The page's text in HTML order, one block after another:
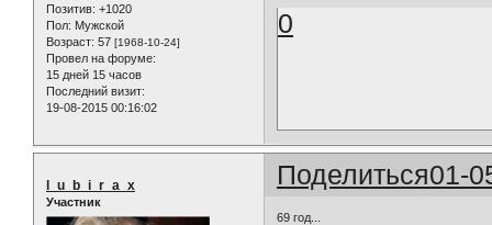
Позитив: +1020
Пол: Мужской
Возраст: 57 [1968-10-24]
Провел на форуме:
15 дней 15 часов
Последний визит:
19-08-2015 00:16:02
0
Поделиться01-
l_u_b_i_r_a_x
Участник
69 год...